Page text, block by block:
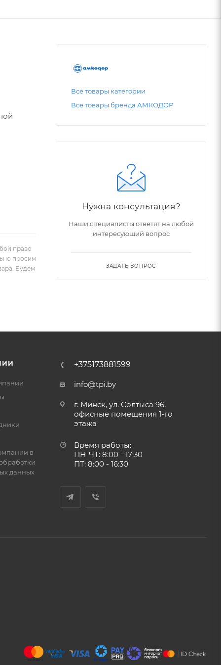
право
просим
Будем
Все товары категории
Все товары бренда АМКОДОР
Нужна консультация?
Наши специалисты ответят на любой
интересующий вопрос
ЗАДАТЬ ВОПРОС
в
данных
+375173881599
info@tpi.by
г. Минск, ул. Солтыса 96,
офисные помещения 1-го
этажа
Время работы:
ПН-ЧТ: 8:00 - 17:30
ПТ: 8:00 - 16:30